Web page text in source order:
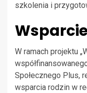
szkolenia i
W ramach projektu
Społecznego Plus,
wsparcia rodzin w